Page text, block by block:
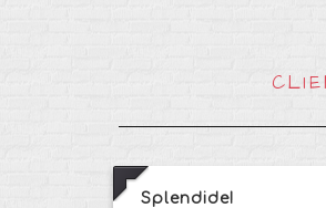
Splendide!